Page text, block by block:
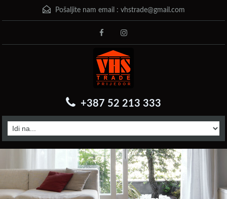
Pošaljite nam email : vhstrade@gmail.com
+387 52 213 333